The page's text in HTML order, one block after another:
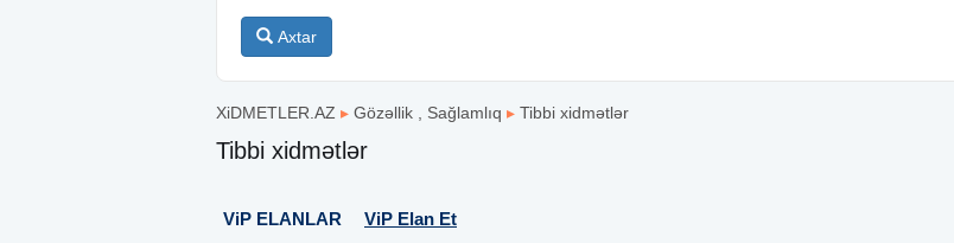
Axtar
XiDMETLER.AZ ▸ Gözəllik , Sağlamlıq ▸ Tibbi xidmətlər
Tibbi xidmətlər
ViP ELANLAR ViP Elan Et